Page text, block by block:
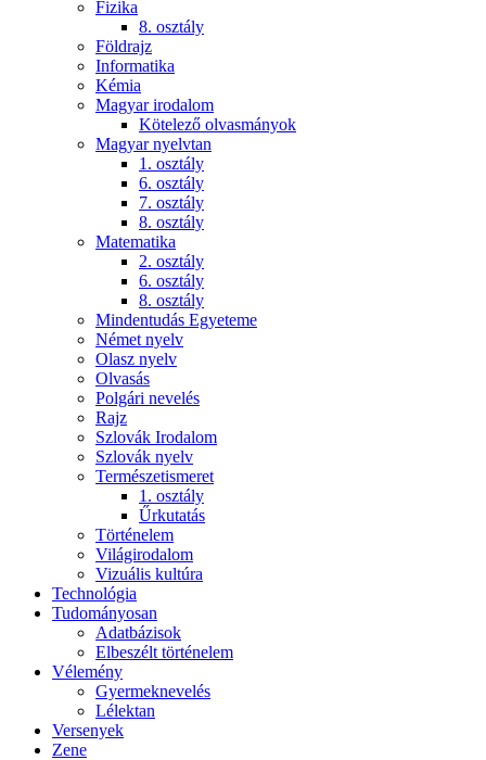
Fizika
8. osztály
Földrajz
Informatika
Kémia
Magyar irodalom
Kötelező olvasmányok
Magyar nyelvtan
1. osztály
6. osztály
7. osztály
8. osztály
Matematika
2. osztály
6. osztály
8. osztály
Mindentudás Egyeteme
Német nyelv
Olasz nyelv
Olvasás
Polgári nevelés
Rajz
Szlovák Irodalom
Szlovák nyelv
Természetismeret
1. osztály
Űrkutatás
Történelem
Világirodalom
Vizuális kultúra
Technológia
Tudományosan
Adatbázisok
Elbeszélt történelem
Vélemény
Gyermeknevelés
Lélektan
Versenyek
Zene